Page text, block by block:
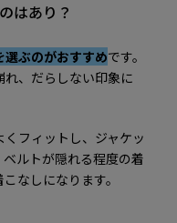
はあり？
ぶのがおすすめです。
、だらしない印象に
フィットし、ジャケッ
ルトが隠れる程度の着
なしになります。